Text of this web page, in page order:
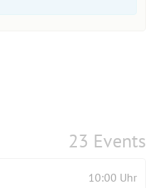
23 Events
10:00 Uhr